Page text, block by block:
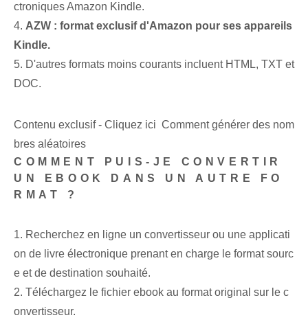
ctroniques Amazon Kindle.
4. AZW : format exclusif d'Amazon pour ses appareils
Kindle.
5. D'autres formats moins courants incluent HTML, TXT et
DOC.
Contenu exclusif - Cliquez ici Comment générer des nom
bres aléatoires
COMMENT PUIS-JE CONVERTIR
UN EBOOK DANS UN AUTRE FO
RMAT ?
1. Recherchez en ligne un convertisseur ou une applicati
on de livre électronique prenant en charge le format sourc
e et de destination souhaité.
2. Téléchargez le fichier ebook au format original sur le c
onvertisseur.